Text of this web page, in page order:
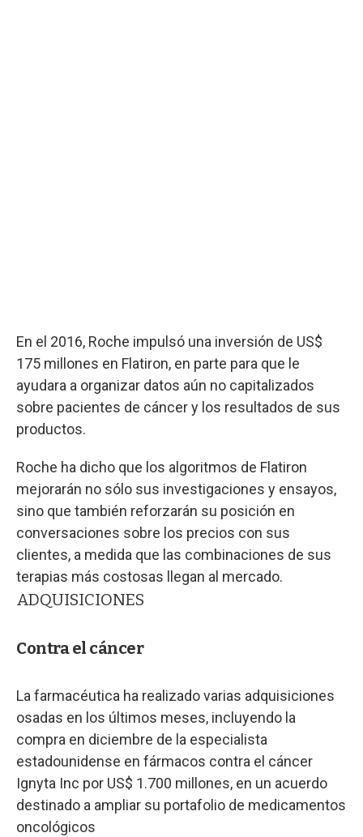
En el 2016, Roche impulsó una inversión de US$
175 millones en Flatiron, en parte para que le
ayudara a organizar datos aún no capitalizados
sobre pacientes de cáncer y los resultados de sus
productos.
Roche ha dicho que los algoritmos de Flatiron
mejorarán no sólo sus investigaciones y ensayos,
sino que también reforzarán su posición en
conversaciones sobre los precios con sus
clientes, a medida que las combinaciones de sus
terapias más costosas llegan al mercado.
ADQUISICIONES
Contra el cáncer
La farmacéutica ha realizado varias adquisiciones
osadas en los últimos meses, incluyendo la
compra en diciembre de la especialista
estadounidense en fármacos contra el cáncer
Ignyta Inc por US$ 1.700 millones, en un acuerdo
destinado a ampliar su portafolio de medicamentos
oncológicos